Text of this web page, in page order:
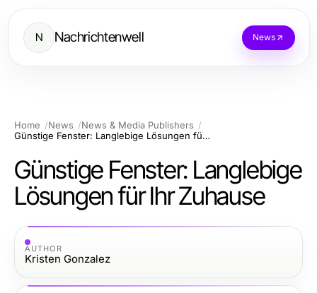
N Nachrichtenwell News
Home News
News & Media Publishers
Günstige Fenster: Langlebige Lösungen für Ihr Zuhause
Günstige Fenster: Langlebige
Lösungen für Ihr Zuhause
AUTHOR
Kristen Gonzalez